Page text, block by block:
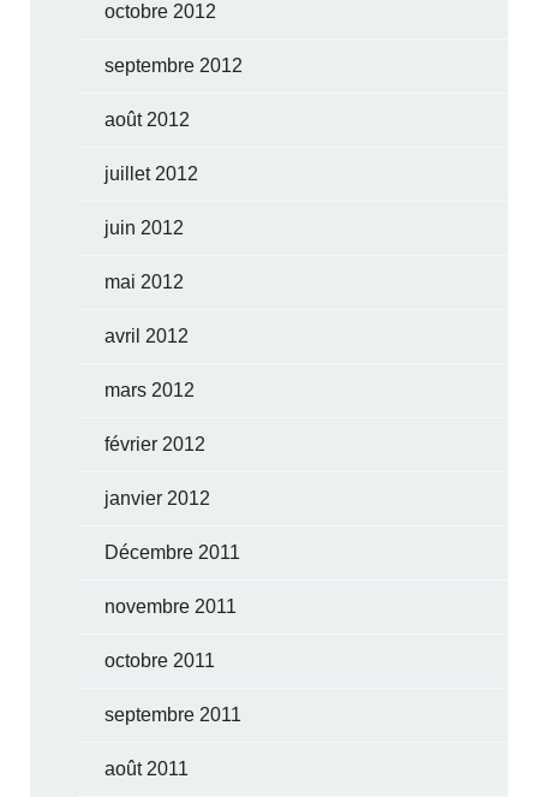
octobre 2012
septembre 2012
août 2012
juillet 2012
juin 2012
mai 2012
avril 2012
mars 2012
février 2012
janvier 2012
Décembre 2011
novembre 2011
octobre 2011
septembre 2011
août 2011